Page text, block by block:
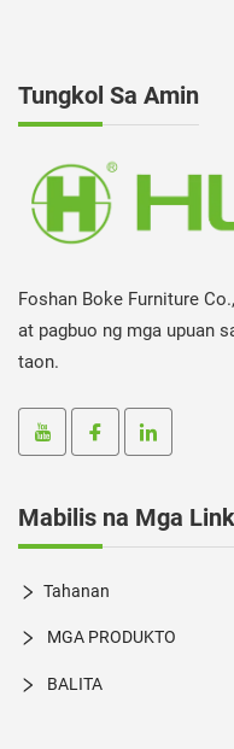
Tungkol Sa Amin
Foshan Boke Furniture
at pagbuo ng mga upuan
taon.
Mabilis na Mga Link
Tahanan
MGA PRODUKTO
BALITA